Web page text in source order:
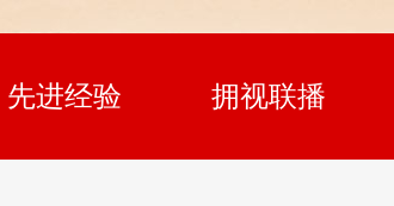
先进经验 拥视联播